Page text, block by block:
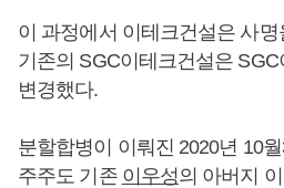
이 과정에서 이테크건설은 사
기존의 SGC이테크건설은
변경했다.
분할합병이 이뤄진 2020년 10
주주도 기존 이우성의 아버지